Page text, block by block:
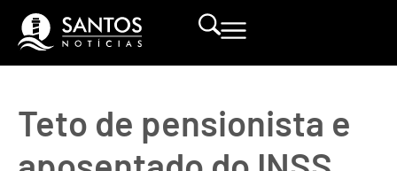
Teto de pensionista e